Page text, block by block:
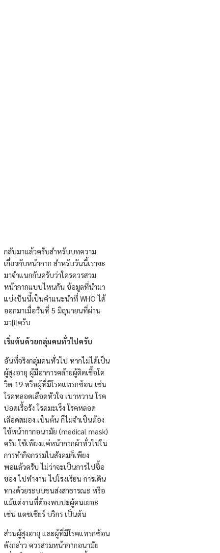
กลับมาแล้วครับสำหรับบทความ
เกี่ยวกับหน้ากาก สำหรับวันนี้เราจะ
มาจำแนกกันครับว่าใครควรสวม
หน้ากากแบบไหนกัน ข้อมูลที่นำมา
แบ่งปันนี้เป็นคำแนะนำที่ WHO ได้
ออกมาเมื่อวันที่ 5 มิถุนายนที่ผ่าน
มา[i]ครับ
เริ่มต้นด้วยกลุ่มคนทั่วไปครับ
อันที่จริงกลุ่มคนทั่วไป หากไม่ได้เป็น
ผู้สูงอายุ ผู้มีอาการคล้ายผู้ติดเชื้อโค
วิด-19 หรือผู้ที่มีโรคแทรกซ้อน เช่น
โรคหลอดเลือดหัวใจ เบาหวาน โรค
ปอดเรื้อรัง โรคมะเร็ง โรคหลอด
เลือดสมอง เป็นต้น ก็ไม่จำเป็นต้อง
ใช้หน้ากากอนามัย (medical mask)
ครับ ใช้เพียงแค่หน้ากากผ้าทั่วไปใน
การทำกิจกรรมในสังคมก็เพียง
พอแล้วครับ ไม่ว่าจะเป็นการไปซื้อ
ของ ไปทำงาน ไปโรงเรียน การเดิน
ทางด้วยระบบขนส่งสาธารณะ หรือ
แม้แต่งานที่ต้องพบปะผู้คนเยอะ
เช่น แคชเชียร์ บริกร เป็นต้น
ส่วนผู้สูงอายุ และผู้ที่มีโรคแทรกซ้อน
ดังกล่าว ควรสวมหน้ากากอนามัย